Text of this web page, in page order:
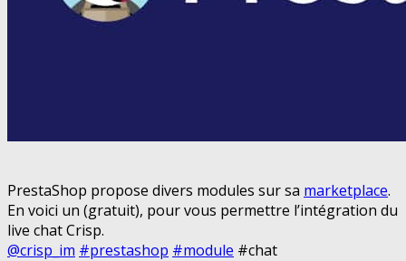
PrestaShop propose divers modules sur sa marketplace.
En voici un (gratuit), pour vous permettre l’intégration du
live chat Crisp.
@crisp_im #prestashop #module #chat